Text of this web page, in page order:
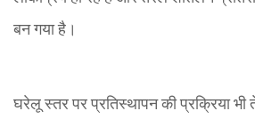
बन गया है।
घरेलू स्तर पर प्रतिस्थापन की प्रक्रिया भी